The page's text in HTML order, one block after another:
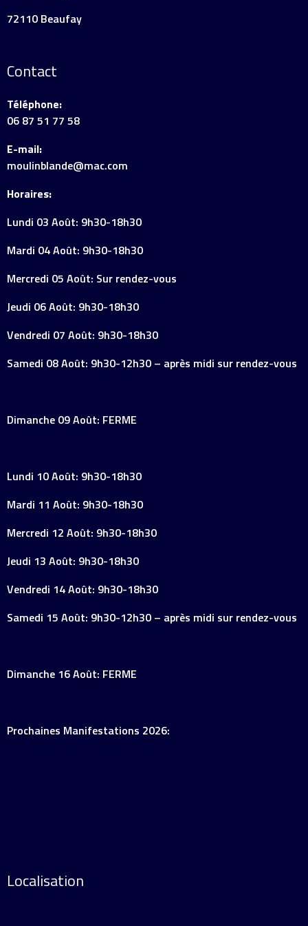
72110 Beaufay
Contact
Téléphone:
06 87 51 77 58
E-mail:
moulinblande@mac.com
Horaires:
Lundi 03 Août: 9h30-18h30
Mardi 04 Août: 9h30-18h30
Mercredi 05 Août: Sur rendez-vous
Jeudi 06 Août: 9h30-18h30
Vendredi 07 Août: 9h30-18h30
Samedi 08 Août: 9h30-12h30 – après midi sur rendez-vous
Dimanche 09 Août: FERME
Lundi 10 Août: 9h30-18h30
Mardi 11 Août: 9h30-18h30
Mercredi 12 Août: 9h30-18h30
Jeudi 13 Août: 9h30-18h30
Vendredi 14 Août: 9h30-18h30
Samedi 15 Août: 9h30-12h30 – après midi sur rendez-vous
Dimanche 16 Août: FERME
Prochaines Manifestations 2026:
Localisation